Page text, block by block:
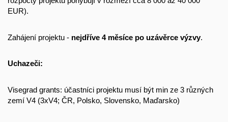
EUR).
Zahájení projektu - nejdříve 4 měsíce po uzávěrce výzvy.
Uchazeči:
Visegrad grants: účastníci projektu musí být min ze 3 různých
zemí V4 (3xV4; ČR, Polsko, Slovensko, Maďarsko)